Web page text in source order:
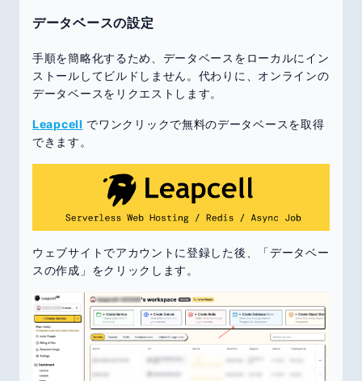
データベースの設定
手順を簡略化するため、データベースをローカルにイン
ストールしてビルドしません。代わりに、オンラインの
データベースをリクエストします。
Leapcell でワンクリックで無料のデータベースを取得
できます。
ウェブサイトでアカウントに登録した後、「データベー
スの作成」をクリックします。